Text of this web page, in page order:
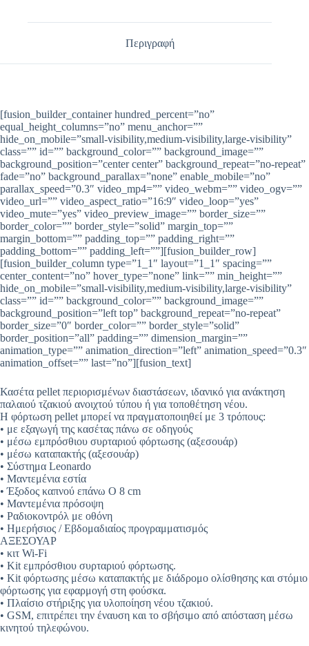
Περιγραφή
[fusion_builder_container hundred_percent=”no”
equal_height_columns=”no” menu_anchor=””
hide_on_mobile=”small-visibility,medium-visibility,large-visibility”
class=”” id=”” background_color=”” background_image=””
background_position=”center center” background_repeat=”no-repeat”
fade=”no” background_parallax=”none” enable_mobile=”no”
parallax_speed=”0.3″ video_mp4=”” video_webm=”” video_ogv=””
video_url=”” video_aspect_ratio=”16:9″ video_loop=”yes”
video_mute=”yes” video_preview_image=”” border_size=””
border_color=”” border_style=”solid” margin_top=””
margin_bottom=”” padding_top=”” padding_right=””
padding_bottom=”” padding_left=””][fusion_builder_row]
[fusion_builder_column type=”1_1″ layout=”1_1″ spacing=””
center_content=”no” hover_type=”none” link=”” min_height=””
hide_on_mobile=”small-visibility,medium-visibility,large-visibility”
class=”” id=”” background_color=”” background_image=””
background_position=”left top” background_repeat=”no-repeat”
border_size=”0″ border_color=”” border_style=”solid”
border_position=”all” padding=”” dimension_margin=””
animation_type=”” animation_direction=”left” animation_speed=”0.3″
animation_offset=”” last=”no”][fusion_text]
Κασέτα pellet περιορισμένων διαστάσεων, ιδανικό για ανάκτηση
παλαιού τζακιού ανοιχτού τύπου ή για τοποθέτηση νέου.
Η φόρτωση pellet μπορεί να πραγματοποιηθεί με 3 τρόπους:
• με εξαγωγή της κασέτας πάνω σε οδηγούς
• μέσω εμπρόσθιου συρταριού φόρτωσης (αξεσουάρ)
• μέσω καταπακτής (αξεσουάρ)
• Σύστημα Leonardo
• Μαντεμένια εστία
• Έξοδος καπνού επάνω O 8 cm
• Μαντεμένια πρόσοψη
• Ραδιοκοντρόλ με οθόνη
• Ημερήσιος / Εβδομαδιαίος προγραμματισμός
ΑΞΕΣΟΥΑΡ
• κιτ Wi-Fi
• Kit εμπρόσθιου συρταριού φόρτωσης.
• Kit φόρτωσης μέσω καταπακτής με διάδρομο ολίσθησης και στόμιο
φόρτωσης για εφαρμογή στη φούσκα.
• Πλαίσιο στήριξης για υλοποίηση νέου τζακιού.
• GSM, επιτρέπει την έναυση και το σβήσιμο από απόσταση μέσω
κινητού τηλεφώνου.